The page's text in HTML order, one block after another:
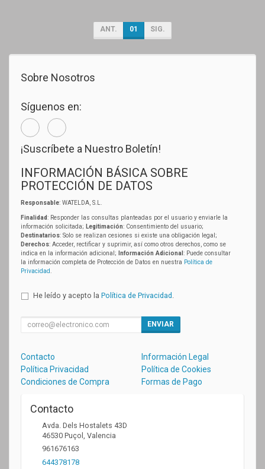
ANT. 01 SIG.
Sobre Nosotros
Síguenos en:
¡Suscríbete a Nuestro Boletín!
INFORMACIÓN BÁSICA SOBRE
PROTECCIÓN DE DATOS
Responsable: WATELDA, S.L.
Finalidad: Responder las consultas planteadas por el usuario y enviarle la
información solicitada; Legitimación: Consentimiento del usuario;
Destinatarios: Solo se realizan cesiones si existe una obligación legal;
Derechos: Acceder, rectificar y suprimir, así como otros derechos, como se
indica en la información adicional;
Información Adicional : Puede consultar
la información completa de Protección de Datos en nuestra Política de
Privacidad.
He leído y acepto la Política de Privacidad .
ENVIAR
Contacto
Información Legal
Política Privacidad
Política de Cookies
Condiciones de Compra
Formas de Pago
Contacto
Avda. Dels Hostalets 43D
46530 Puçol , Valencia
961676163
644378178